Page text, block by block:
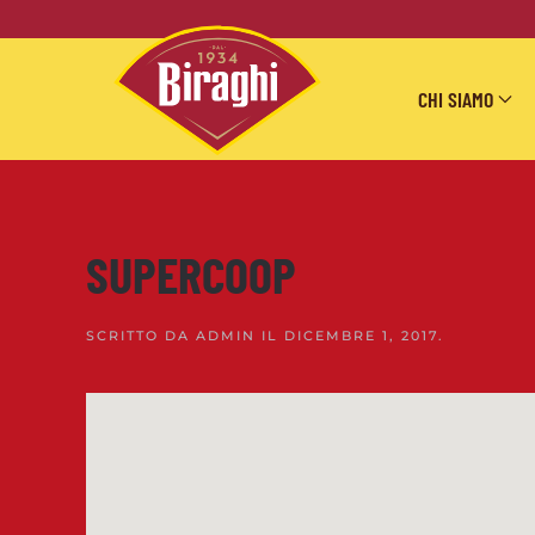
Skip to main content
CHI SIAMO
SUPERCOOP
SCRITTO DA ADMIN IL DICEMBRE 1, 2017.